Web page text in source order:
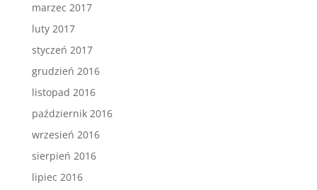
marzec 2017
luty 2017
styczeń 2017
grudzień 2016
listopad 2016
październik 2016
wrzesień 2016
sierpień 2016
lipiec 2016